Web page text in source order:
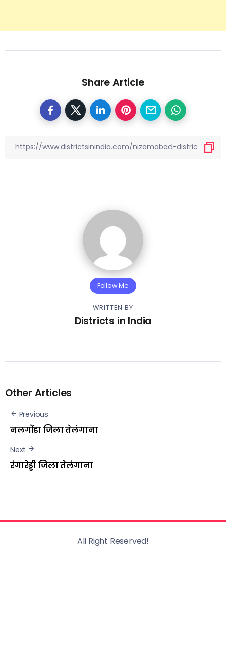
Share Article
Follow Me
WRITTEN BY
Districts in India
Other Articles
Previous
नलगोंडा जिला तेलंगाना
Next
रंगारेड्डी जिला तेलंगाना
All Right Reserved!